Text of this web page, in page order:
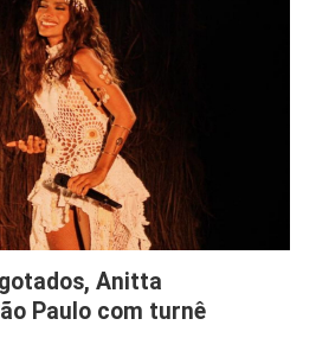
Anitta
Paulo com turnê